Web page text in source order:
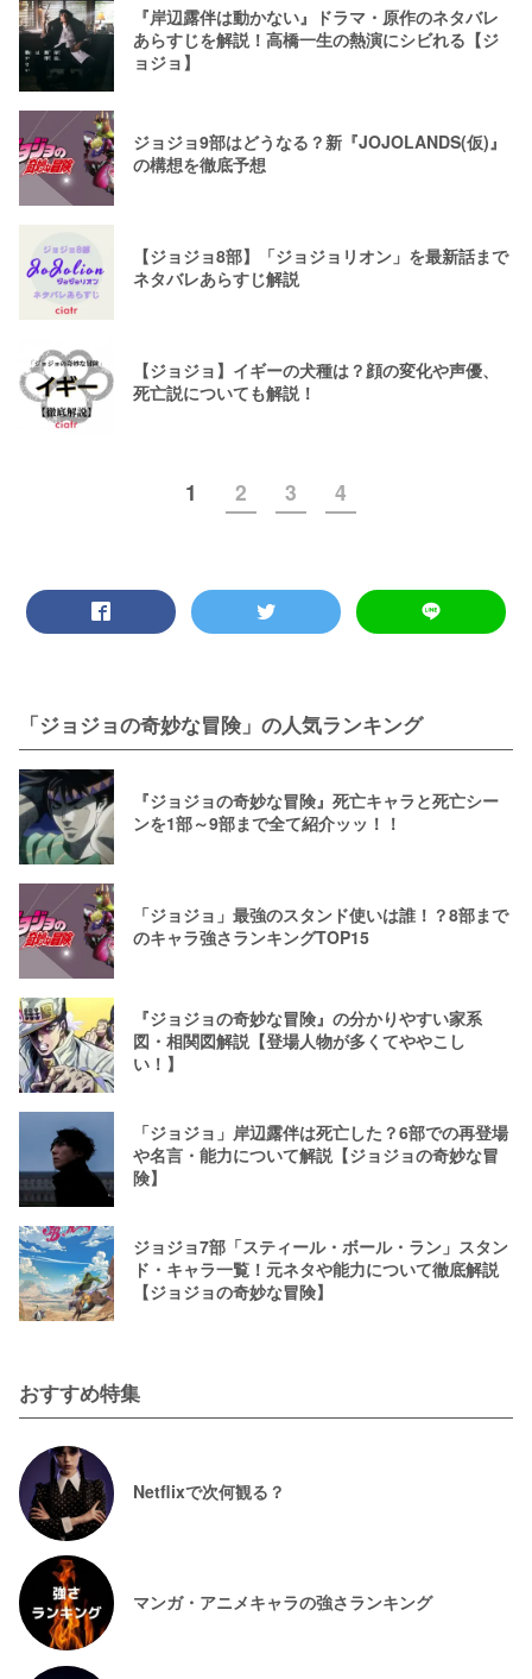
『岸辺露伴は動かない』ドラマ・原作のネタバレ
あらすじを解説！高橋一生の熱演にシビれる【ジ
ョジョ】
ジョジョ9部はどうなる？新『JOJOLANDS(仮)』
の構想を徹底予想
【ジョジョ8部】「ジョジョリオン」を最新話まで
ネタバレあらすじ解説
【ジョジョ】イギーの犬種は？顔の変化や声優、
死亡説についても解説！
1 2 3 4
「ジョジョの奇妙な冒険」の人気ランキング
『ジョジョの奇妙な冒険』死亡キャラと死亡シー
ンを1部～9部まで全て紹介ッッ！！
「ジョジョ」最強のスタンド使いは誰！？8部まで
のキャラ強さランキングTOP15
『ジョジョの奇妙な冒険』の分かりやすい家系
図・相関図解説【登場人物が多くてややこし
い！】
「ジョジョ」岸辺露伴は死亡した？6部での再登場
や名言・能力について解説【ジョジョの奇妙な冒
険】
ジョジョ7部「スティール・ボール・ラン」スタン
ド・キャラ一覧！元ネタや能力について徹底解説
【ジョジョの奇妙な冒険】
おすすめ特集
Netflixで次何観る？
マンガ・アニメキャラの強さランキング